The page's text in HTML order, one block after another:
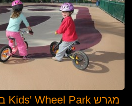
מגרש Kids' Wheel Park ברכסים